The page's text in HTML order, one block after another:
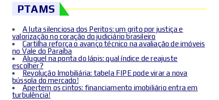
PTAMS
A luta silenciosa dos Peritos: um grito por justiça e
valorização no coração do judiciário brasileiro
Cartilha reforça o avanço técnico na avaliação de imóveis
no Vale do Paraíba
Aluguel na ponta do lápis: qual índice de reajuste
escolher?
Revolução Imobiliária: tabela FIPE pode virar a nova
bússola do mercado!
Apertem os cintos: financiamento imobiliário entra em
turbulência!